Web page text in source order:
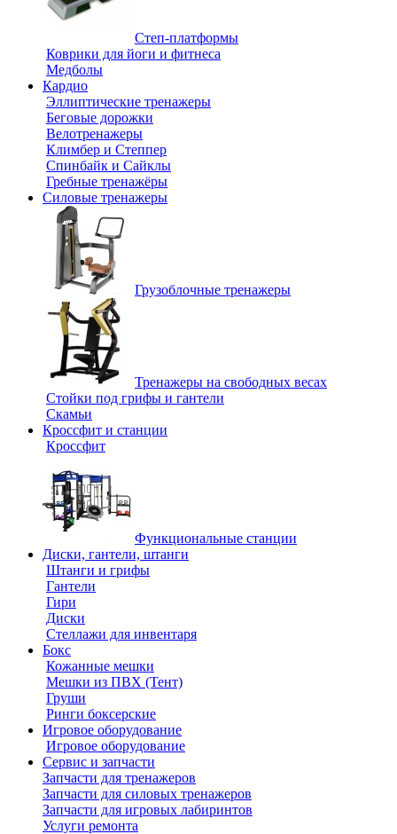
Степ-платформы
Коврики для йоги и фитнеса
Медболы
Кардио
Эллиптические тренажеры
Беговые дорожки
Велотренажеры
Климбер и Степпер
Спинбайк и Сайклы
Гребные тренажёры
Силовые тренажеры
Грузоблочные тренажеры
Тренажеры на свободных весах
Стойки под грифы и гантели
Скамьи
Кроссфит и станции
Кроссфит
Функциональные станции
Диски, гантели, штанги
Штанги и грифы
Гантели
Гири
Диски
Стеллажи для инвентаря
Бокс
Кожанные мешки
Мешки из ПВХ (Тент)
Груши
Ринги боксерские
Игровое оборудование
Игровое оборудование
Сервис и запчасти
Запчасти для тренажеров
Запчасти для силовых тренажеров
Запчасти для игровых лабиринтов
Услуги ремонта